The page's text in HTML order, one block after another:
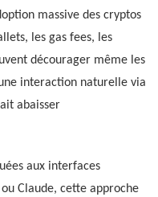
massive des cryptos
les gas fees, les
décourager même les
interaction naturelle via
abaisser
aux interfaces
Claude, cette approche